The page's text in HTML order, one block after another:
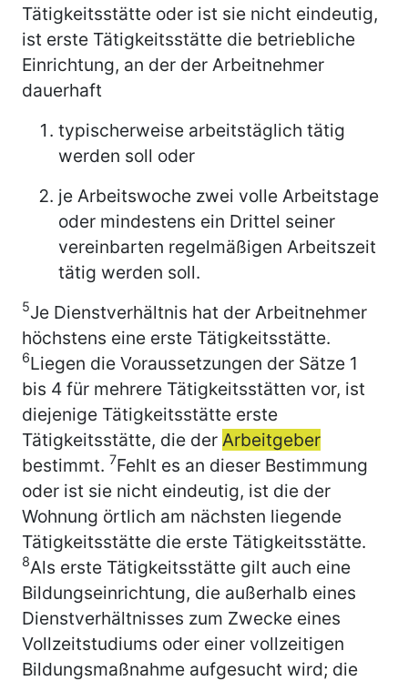
Tätigkeitsstätte oder ist sie nicht eindeutig,
ist erste Tätigkeitsstätte die betriebliche
Einrichtung, an der der Arbeitnehmer
dauerhaft
typischerweise arbeitstäglich tätig
werden soll oder
je Arbeitswoche zwei volle Arbeitstage
oder mindestens ein Drittel seiner
vereinbarten regelmäßigen Arbeitszeit
tätig werden soll.
5Je Dienstverhältnis hat der Arbeitnehmer
höchstens eine erste Tätigkeitsstätte.
6Liegen die Voraussetzungen der Sätze 1
bis 4 für mehrere Tätigkeitsstätten vor, ist
diejenige Tätigkeitsstätte erste
Tätigkeitsstätte, die der Arbeitgeber
bestimmt. 7Fehlt es an dieser Bestimmung
oder ist sie nicht eindeutig, ist die der
Wohnung örtlich am nächsten liegende
Tätigkeitsstätte die erste Tätigkeitsstätte.
8Als erste Tätigkeitsstätte gilt auch eine
Bildungseinrichtung, die außerhalb eines
Dienstverhältnisses zum Zwecke eines
Vollzeitstudiums oder einer vollzeitigen
Bildungsmaßnahme aufgesucht wird; die